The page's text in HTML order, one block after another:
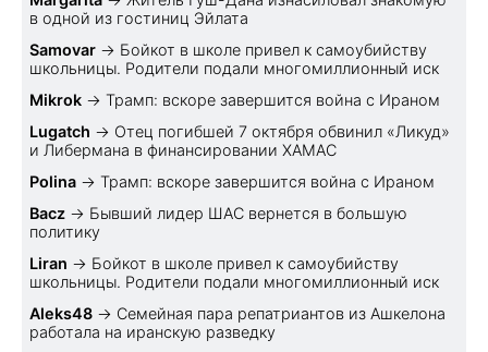
в одной из гостиниц Эйлата
Samovar → Бойкот в школе привел к самоубийству
школьницы. Родители подали многомиллионный иск
Mikrok → Трамп: вскоре завершится война с Ираном
Lugatch → Отец погибшей 7 октября обвинил «Ликуд»
и Либермана в финансировании ХАМАС
Polina → Трамп: вскоре завершится война с Ираном
Bacz → Бывший лидер ШАС вернется в большую
политику
Liran → Бойкот в школе привел к самоубийству
школьницы. Родители подали многомиллионный иск
Aleks48 → Семейная пара репатриантов из Ашкелона
работала на иранскую разведку